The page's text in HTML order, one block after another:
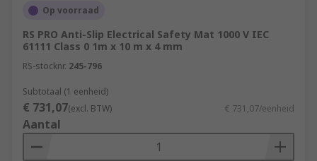
Op voorraad
RS PRO Anti-Slip Electrical Safety Mat 1000 V IEC
61111 Class 0 1m x 10 m x 4 mm
RS-stocknr. 245-796
Subtotaal (1 eenheid)
€ 731,07(excl. BTW) € 731,07/eenheid
Aantal